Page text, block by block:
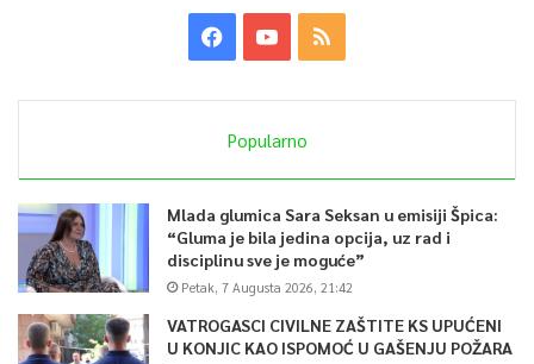
Popularno
Mlada glumica Sara Seksan u emisiji Špica:
“Gluma je bila jedina opcija, uz rad i
disciplinu sve je moguće”
Petak, 7 Augusta 2026, 21:42
VATROGASCI CIVILNE ZAŠTITE KS UPUĆENI
U KONJIC KAO ISPOMOĆ U GAŠENJU POŽARA